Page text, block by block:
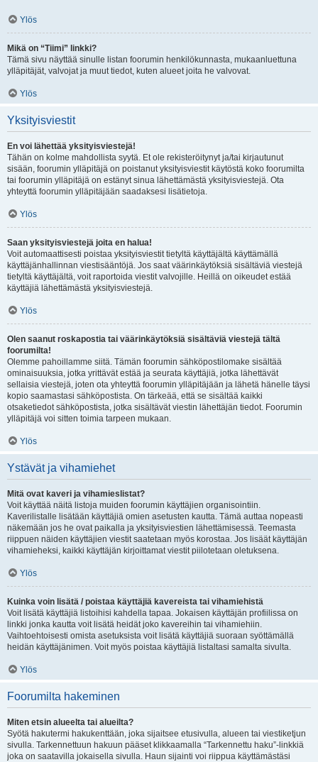
Ylös
Mikä on “Tiimi” linkki?
Tämä sivu näyttää sinulle listan foorumin henkilökunnasta, mukaanluettuna
ylläpitäjät, valvojat ja muut tiedot, kuten alueet joita he valvovat.
Ylös
Yksityisviestit
En voi lähettää yksityisviestejä!
Tähän on kolme mahdollista syytä. Et ole rekisteröitynyt ja/tai kirjautunut
sisään, foorumin ylläpitäjä on poistanut yksityisviestit käytöstä koko foorumilta
tai foorumin ylläpitäjä on estänyt sinua lähettämästä yksityisviestejä. Ota
yhteyttä foorumin ylläpitäjään saadaksesi lisätietoja.
Ylös
Saan yksityisviestejä joita en halua!
Voit automaattisesti poistaa yksityisviestit tietyltä käyttäjältä käyttämällä
käyttäjänhallinnan viestisääntöjä. Jos saat väärinkäytöksiä sisältäviä viestejä
tietyltä käyttäjältä, voit raportoida viestit valvojille. Heillä on oikeudet estää
käyttäjiä lähettämästä yksityisviestejä.
Ylös
Olen saanut roskapostia tai väärinkäytöksiä sisältäviä viestejä tältä
foorumilta!
Olemme pahoillamme siitä. Tämän foorumin sähköpostilomake sisältää
ominaisuuksia, jotka yrittävät estää ja seurata käyttäjiä, jotka lähettävät
sellaisia viestejä, joten ota yhteyttä foorumin ylläpitäjään ja lähetä hänelle täysi
kopio saamastasi sähköpostista. On tärkeää, että se sisältää kaikki
otsaketiedot sähköpostista, jotka sisältävät viestin lähettäjän tiedot. Foorumin
ylläpitäjä voi sitten toimia tarpeen mukaan.
Ylös
Ystävät ja vihamiehet
Mitä ovat kaveri ja vihamieslistat?
Voit käyttää näitä listoja muiden foorumin käyttäjien organisointiin.
Kaverilistalle lisätään käyttäjiä omien asetusten kautta. Tämä auttaa nopeasti
näkemään jos he ovat paikalla ja yksityisviestien lähettämisessä. Teemasta
riippuen näiden käyttäjien viestit saatetaan myös korostaa. Jos lisäät käyttäjän
vihamieheksi, kaikki käyttäjän kirjoittamat viestit piilotetaan oletuksena.
Ylös
Kuinka voin lisätä / poistaa käyttäjiä kavereista tai vihamiehistä
Voit lisätä käyttäjiä listoihisi kahdella tapaa. Jokaisen käyttäjän profiilissa on
linkki jonka kautta voit lisätä heidät joko kavereihin tai vihamiehiin.
Vaihtoehtoisesti omista asetuksista voit lisätä käyttäjiä suoraan syöttämällä
heidän käyttäjänimen. Voit myös poistaa käyttäjiä listaltasi samalta sivulta.
Ylös
Foorumilta hakeminen
Miten etsin alueelta tai alueilta?
Syötä hakutermi hakukenttään, joka sijaitsee etusivulla, alueen tai viestiketjun
sivulla. Tarkennettuun hakuun pääset klikkaamalla “Tarkennettu haku”-linkkiä
joka on saatavilla jokaisella sivulla. Haun sijainti voi riippua käyttämästäsi